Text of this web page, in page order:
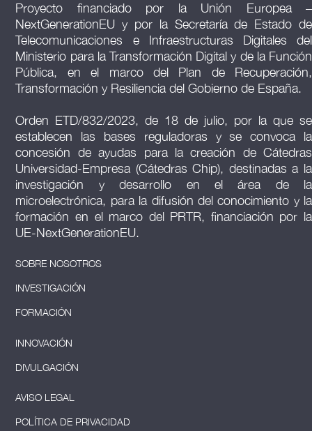
Proyecto financiado por la Unión Europea –
NextGenerationEU y por la Secretaría de Estado de
Telecomunicaciones e Infraestructuras Digitales del
Ministerio para la Transformación Digital y de la Función
Pública, en el marco del Plan de Recuperación,
Transformación y Resiliencia del Gobierno de España.
Orden ETD/832/2023, de 18 de julio, por la que se
establecen las bases reguladoras y se convoca la
concesión de ayudas para la creación de Cátedras
Universidad-Empresa (Cátedras Chip), destinadas a la
investigación y desarrollo en el área de la
microelectrónica, para la difusión del conocimiento y la
formación en el marco del PRTR, financiación por la
UE-NextGenerationEU.
SOBRE NOSOTROS
INVESTIGACIÓN
FORMACIÓN
INNOVACIÓN
DIVULGACIÓN
AVISO LEGAL
POLÍTICA DE PRIVACIDAD